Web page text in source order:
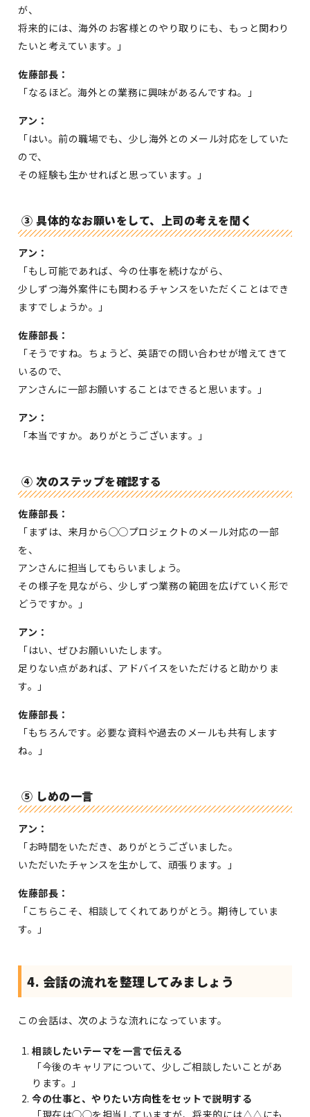
が、
将来的には、海外のお客様とのやり取りにも、もっと関わり
たいと考えています。」
佐藤部長：
「なるほど。海外との業務に興味があるんですね。」
アン：
「はい。前の職場でも、少し海外とのメール対応をしていた
ので、
その経験も生かせればと思っています。」
③ 具体的なお願いをして、上司の考えを聞く
アン：
「もし可能であれば、今の仕事を続けながら、
少しずつ海外案件にも関わるチャンスをいただくことはでき
ますでしょうか。」
佐藤部長：
「そうですね。ちょうど、英語での問い合わせが増えてきて
いるので、
アンさんに一部お願いすることはできると思います。」
アン：
「本当ですか。ありがとうございます。」
④ 次のステップを確認する
佐藤部長：
「まずは、来月から◯◯プロジェクトのメール対応の一部
を、
アンさんに担当してもらいましょう。
その様子を見ながら、少しずつ業務の範囲を広げていく形で
どうですか。」
アン：
「はい、ぜひお願いいたします。
足りない点があれば、アドバイスをいただけると助かりま
す。」
佐藤部長：
「もちろんです。必要な資料や過去のメールも共有します
ね。」
⑤ しめの一言
アン：
「お時間をいただき、ありがとうございました。
いただいたチャンスを生かして、頑張ります。」
佐藤部長：
「こちらこそ、相談してくれてありがとう。期待していま
す。」
4. 会話の流れを整理してみましょう
この会話は、次のような流れになっています。
相談したいテーマを一言で伝える
「今後のキャリアについて、少しご相談したいことがあ
ります。」
今の仕事と、やりたい方向性をセットで説明する